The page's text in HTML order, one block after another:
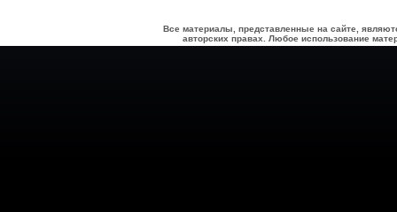
Все материалы, представленные на сайте,
авторских правах. Любое использование